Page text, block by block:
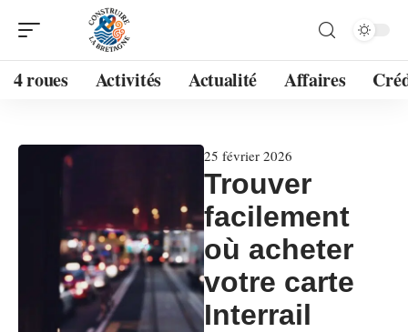
4 roues Activités Actualité Affaires
25 février 2026
Trouver
facilement
où acheter
votre carte
Interrail